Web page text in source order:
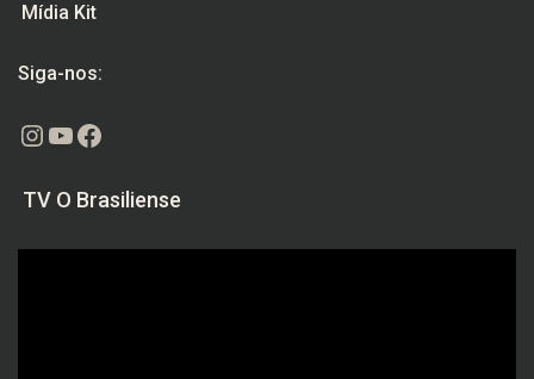
Mídia Kit
Siga-nos:
Instagram
Youtube
Facebook
TV O Brasiliense